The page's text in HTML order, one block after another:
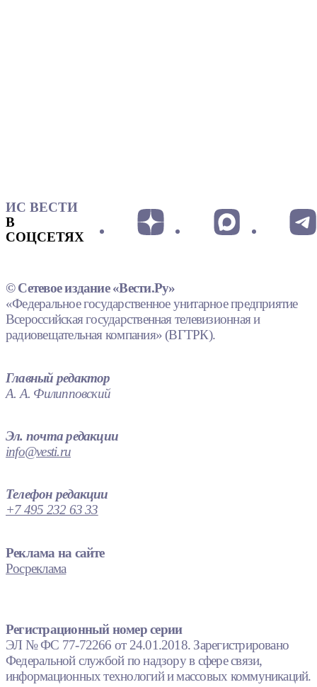
ИС ВЕСТИ
В
СОЦСЕТЯХ
© Сетевое издание «Вести.Ру»
«Федеральное государственное унитарное предприятие
Всероссийская государственная телевизионная и
радиовещательная компания» (ВГТРК).
Главный редактор
А. А. Филипповский
Эл. почта редакции
info@vesti.ru
Телефон редакции
+7 495 232 63 33
Реклама на сайте
Росреклама
Регистрационный номер серии
ЭЛ № ФС 77-72266 от 24.01.2018. Зарегистрировано
Федеральной службой по надзору в сфере связи,
информационных технологий и массовых коммуникаций.